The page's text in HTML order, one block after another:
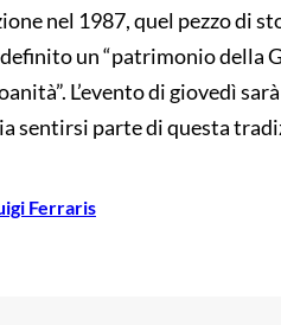
nel 1987, quel pezzo di
un “patrimonio della
L’evento di giovedì
sentirsi parte di questa
Ferraris